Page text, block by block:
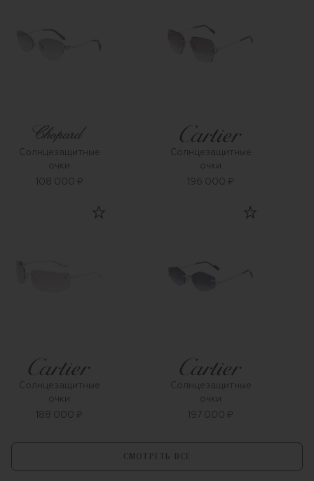
Солнцезащитные
очки
108 000 ₽
Солнцезащитные
очки
196 000 ₽
Солнцезащитные
очки
188 000 ₽
Солнцезащитные
очки
197 000 ₽
СМОТРЕТЬ ВСЕ